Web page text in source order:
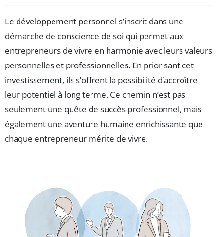
Le développement personnel s’inscrit dans une
démarche de conscience de soi qui permet aux
entrepreneurs de vivre en harmonie avec leurs valeurs
personnelles et professionnelles. En priorisant cet
investissement, ils s’offrent la possibilité d’accroître
leur potentiel à long terme. Ce chemin n’est pas
seulement une quête de succès professionnel, mais
également une aventure humaine enrichissante que
chaque entrepreneur mérite de vivre.